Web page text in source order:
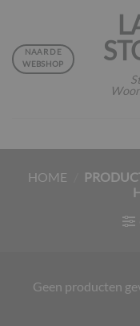
inhoudNAAR DE
WEBSHOP
HOME
Geen producten